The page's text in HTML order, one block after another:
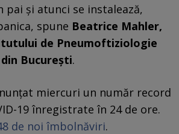
și atunci se instalează,
spune Beatrice Mahler,
de Pneumoftiziologie
București.
miercuri un număr record
19 înregistrate în 24 de ore.
de noi îmbolnăviri.